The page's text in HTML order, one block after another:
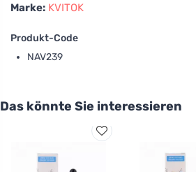
Marke: KVITOK
Produkt-Code
NAV239
Das könnte Sie interessieren